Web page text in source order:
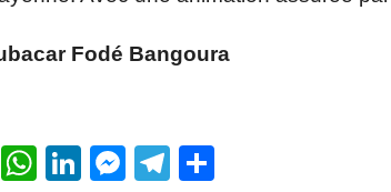
Fodé Bangoura
EmailWhatsApp
LinkedIn
Messenger
Telegram